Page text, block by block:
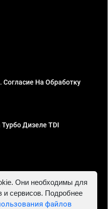
На Обработку
Дизеле TDI
ИНН 781302555843,
Они необходимы для
и сервисов. Подробнее
файлов